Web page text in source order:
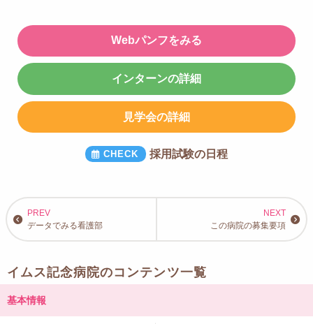
Webパンフをみる
インターンの詳細
見学会の詳細
採用試験の日程
データでみる看護部 この病院の募集要項
イムス記念病院のコンテンツ一覧
基本情報